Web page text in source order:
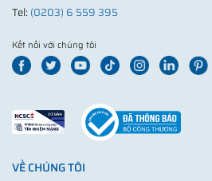
Tel: (0203) 6 559 395
Kết nối với chúng tôi
VỀ CHÚNG TÔI